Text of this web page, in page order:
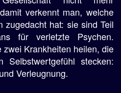
verkennt man, welche
zugedacht hat: sie sind Teil
für verletzte Psychen.
Krankheiten heilen, die
Selbstwertgefühl stecken:
Verleugnung.